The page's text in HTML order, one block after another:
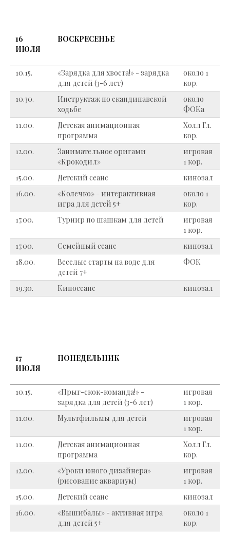
16
ИЮЛЯ
ВОСКРЕСЕНЬЕ
10.15.
«Зарядка для хвоста!» - зарядка
для детей (3-6 лет)
около 1
кор.
10.30.
Инструктаж по скандинавской
ходьбе
около
ФОКа
11.00.
Детская анимационная
программа
Холл Гл.
кор.
12.00.
Занимательное оригами
«Крокодил»
игровая
1 кор.
15.00.
Детский сеанс
кинозал
16.00.
«Колечко» - интерактивная
игра для детей 5+
около 1
кор.
17.00.
Турнир по шашкам для детей
игровая
1 кор.
17.00.
Семейный сеанс
кинозал
18.00.
Веселые старты на воде для
детей 7+
ФОК
19.30. Киносеанс кинозал
17
ИЮЛЯ
ПОНЕДЕЛЬНИК
10.15.
«Прыг-скок-команда!» -
зарядка для детей (3-6 лет)
игровая
1 кор.
11.00.
Мультфильмы для детей
игровая
1 кор.
11.00.
Детская анимационная
программа
Холл Гл.
кор.
12.00.
«Уроки юного дизайнера»
(рисование аквариум)
игровая
1 кор.
15.00.
Детский сеанс
кинозал
16.00.
«Вышибалы» - активная игра
для детей 5+
около 1
кор.